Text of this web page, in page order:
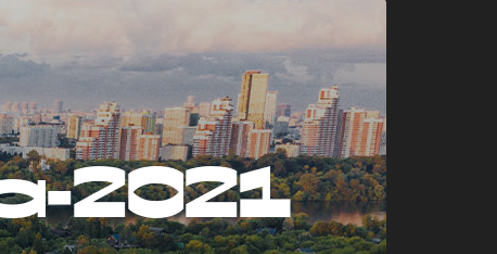
2021